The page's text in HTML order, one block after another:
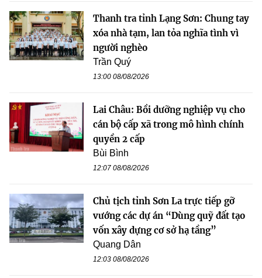
Thanh tra tỉnh Lạng Sơn: Chung tay
xóa nhà tạm, lan tỏa nghĩa tình vì
người nghèo
Trần Quý
13:00 08/08/2026
Lai Châu: Bồi dưỡng nghiệp vụ cho
cán bộ cấp xã trong mô hình chính
quyền 2 cấp
Bùi Bình
12:07 08/08/2026
Chủ tịch tỉnh Sơn La trực tiếp gỡ
vướng các dự án “Dùng quỹ đất tạo
vốn xây dựng cơ sở hạ tầng”
Quang Dân
12:03 08/08/2026